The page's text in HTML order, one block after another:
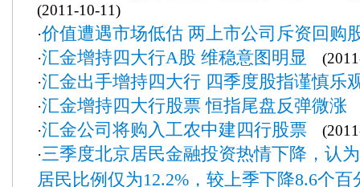
(2011-10-11)
·价值遭遇市场低估 两上市公司斥资回购
·汇金增持四大行A股 维稳意图明显
·汇金出手增持四大行 四季度股指谨慎乐
·汇金增持四大行股票 恒指尾盘反弹微涨
·汇金公司将购入工农中建四行股票
·三季度北京居民金融投资热情下降，认
居民比例仅为12.2%，较上季下降8.6个